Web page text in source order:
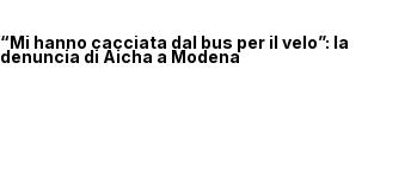
“Mi hanno cacciata dal bus per il velo”: la
denuncia di Aicha a Modena